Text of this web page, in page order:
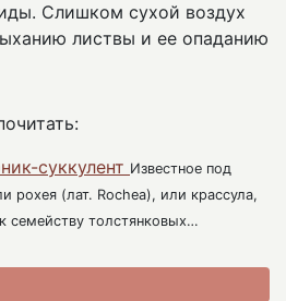
Слишком сухой воздух
листвы и ее опаданию
суккулент Известное под
рохея (лат. Rochea), или крассула,
семейству толстянковых…